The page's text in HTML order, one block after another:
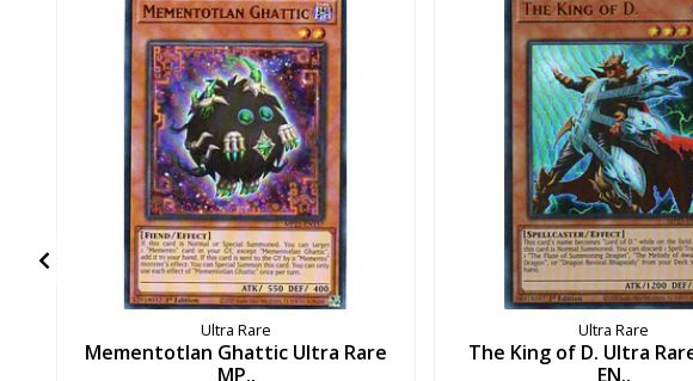
Ultra Rare
Mementotlan Ghattic Ultra Rare
MP..
Ultra Rare
The King of D. Ultra
EN..